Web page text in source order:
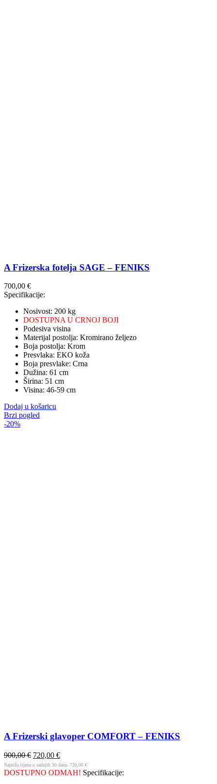
A Frizerska fotelja SAGE – FENIKS
700,00 €
Specifikacije:
Nosivost: 200 kg
DOSTUPNA U CRNOJ BOJI
Podesiva visina
Materijal postolja: Kromirano željezo
Boja postolja: Krom
Presvlaka: EKO koža
Boja presvlake: Crna
Dužina: 61 cm
Širina: 51 cm
Visina: 46-59 cm
Dodaj u košaricu
Brzi pogled
-20%
A Frizerski glavoper COMFORT – FENIKS
900,00€ 720,00 €
Najniža cijena u zadnjih 30 dana: 720,00 €
DOSTUPNO ODMAH! Specifikacije: